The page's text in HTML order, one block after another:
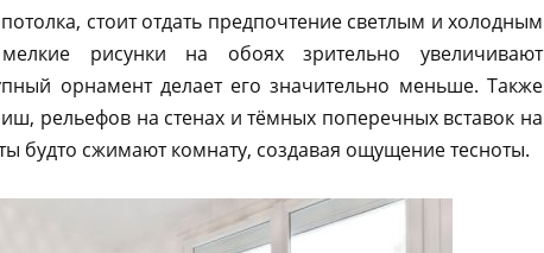
стоит отдать предпочтение светлым и холодным
рисунки на обоях зрительно увеличивают
орнамент делает его значительно меньше. Также
рельефов на стенах и тёмных поперечных вставок на
будто сжимают комнату, создавая ощущение тесноты.